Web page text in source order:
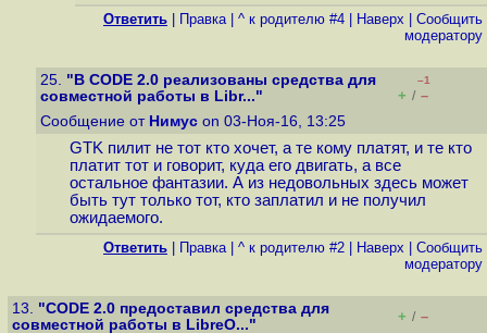
Ответить Правка| ^ к родителю #4 Наверх
Cообщить
модератору
25. "В CODE 2.0 реализованы средства для
совместной работы в Libr..."
–1
+ / –
Сообщение от Нимус on 03-Ноя-16, 13:25
GTK пилит не тот кто хочет, а те кому платят, и те кто
платит тот и говорит, куда его двигать, а все
остальное фантазии. А из недовольных здесь может
быть тут только тот, кто заплатил и не получил
ожидаемого.
Ответить Правка| ^ к родителю #2 Наверх
Cообщить
модератору
13. "CODE 2.0 предоставил средства для
совместной работы в LibreO..."
+ / –